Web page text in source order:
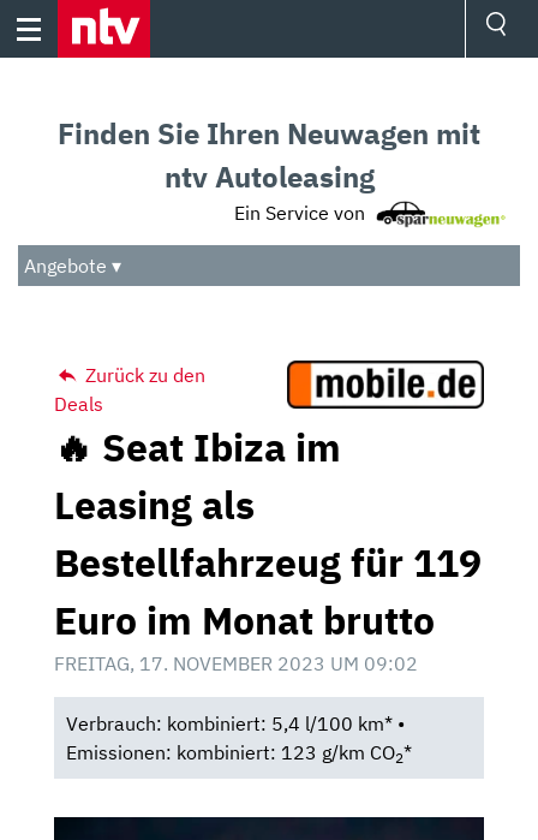
Skip
Audio
Das Beste
Finden Sie Ihren Neuwagen mit
ntv Autoleasing
Ein Service von
Angebote ▾
Zurück zu den
Deals
🔥 Seat Ibiza im
Leasing als
Bestellfahrzeug für 119
Euro im Monat brutto
FREITAG, 17. NOVEMBER 2023 UM 09:02
Verbrauch: kombiniert: 5,4 l/100 km* •
Emissionen: kombiniert: 123 g/km CO2*